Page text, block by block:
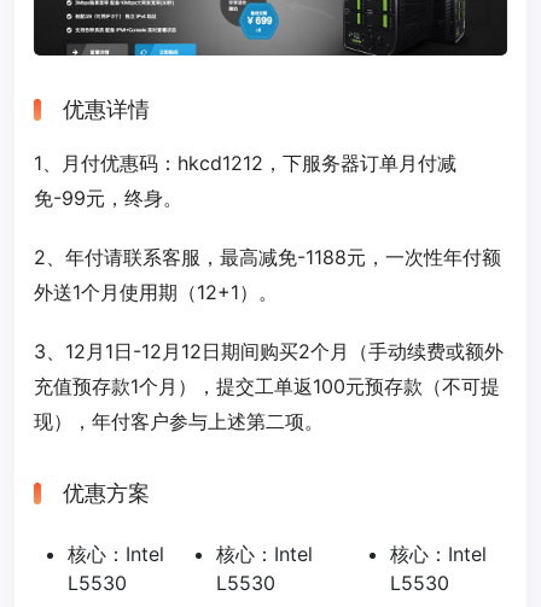
优惠详情
1、月付优惠码： hkcd1212 ，下服务器订单月付减
免-99元，终身。
2、年付请联系客服，最高减免-1188元，一次性年付额
外送1个月使用期（12+1）。
3、12月1日-12月12日期间购买2个月（手动续费或额外
充值预存款1个月），提交工单返100元预存款（不可提
现），年付客户参与上述第二项。
优惠方案
核心：Intel
L5530
核心：Intel
L5530
核心：Intel
L5530